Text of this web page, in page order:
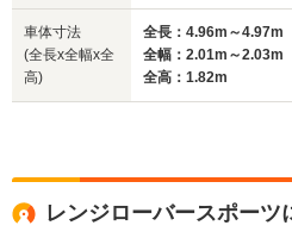
WLTCモード
9.5～13.6km/L
└市街地:6.3～
10.7km/L
車体寸法
(全長x全幅x全
高)
全長：4.96m～4.97m
全幅：2.01m～2.03m
全高：1.82m
レンジローバースポーツ